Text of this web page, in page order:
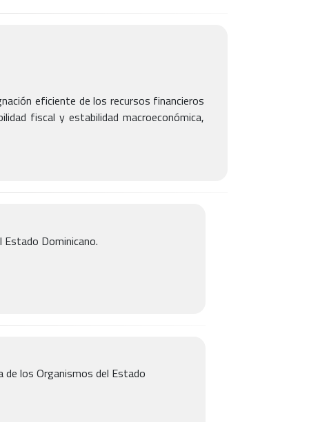
eficiente de los recursos financieros
fiscal y estabilidad macroeconómica,
Dominicano.
de los Organismos del Estado